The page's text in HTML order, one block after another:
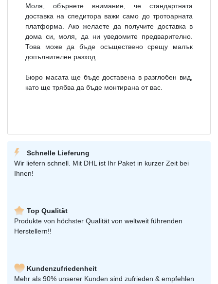
Моля, обърнете внимание, че стандартната
доставка на спедитора важи само до тротоарната
платформа. Ако желаете да получите доставка в
дома си, моля, да ни уведомите предварително.
Това може да бъде осъществено срещу малък
допълнителен разход.
Бюро масата ще бъде доставена в разглобен вид,
като ще трябва да бъде монтирана от вас.
Schnelle Lieferung
Wir liefern schnell. Mit DHL ist Ihr Paket in kurzer Zeit bei
Ihnen!
Top Qualität
Produkte von höchster Qualität von weltweit führenden
Herstellern!!
Kundenzufriedenheit
Mehr als 90% unserer Kunden sind zufrieden & empfehlen